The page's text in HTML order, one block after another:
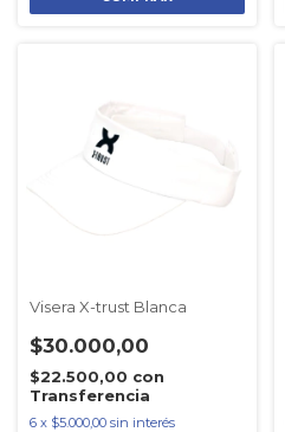
Visera X-trust Blanca
$30.000,00
$22.500,00 con
Transferencia
6 x $5.000,00 sin interés